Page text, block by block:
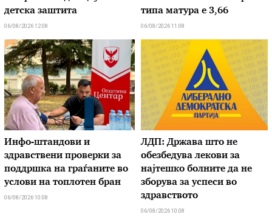
детска заштита
06/08/2026 12:08
типа матура е 3,66
06/08/2026 11:08
Инфо-штандови и
здравствени проверки за
поддршка на граѓаните во
услови на топлотен бран
06/08/2026 10:08
ЛДП: Држава што не
обезбедува лекови за
најтешко болните да не
зборува за успеси во
здравството
06/08/2026 10:08